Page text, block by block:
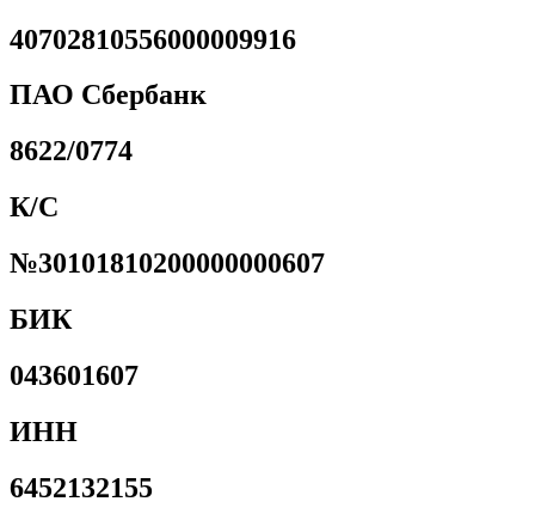
40702810556000009916
ПАО Сбербанк
8622/0774
К/С
№30101810200000000607
БИК
043601607
ИНН
6452132155